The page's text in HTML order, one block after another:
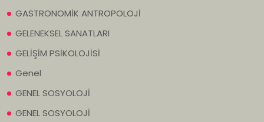
GASTRONOMİK ANTROPOLOJİ
GELENEKSEL SANATLARI
GELİŞİM PSİKOLOJİSİ
Genel
GENEL SOSYOLOJİ
GENEL SOSYOLOJİ